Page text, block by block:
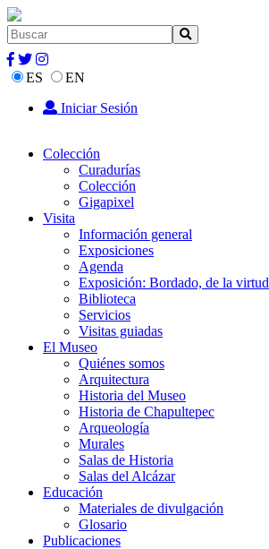
ES
EN
Iniciar Sesión
Colección
Curadurías
Colección
Gigapixel
Visita
Información general
Exposiciones
Agenda
Exposición: Bordado, de la virtud
Biblioteca
Servicios
Visitas guiadas
El Museo
Quiénes somos
Arquitectura
Historia del Museo
Historia de Chapultepec
Arqueología
Murales
Salas de Historia
Salas del Alcázar
Educación
Materiales de divulgación
Glosario
Publicaciones